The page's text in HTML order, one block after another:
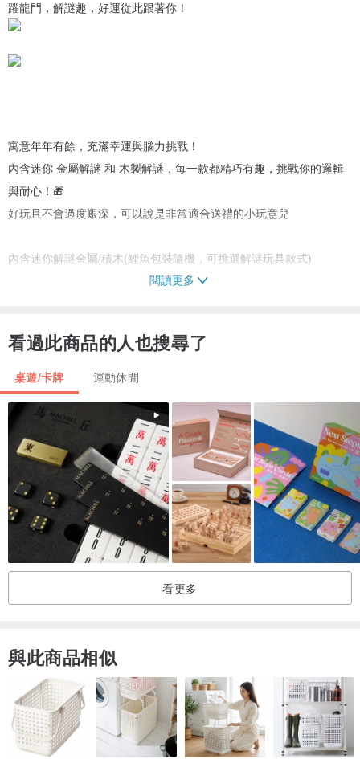
躍龍門，解謎趣，好運從此跟著你！
寓意年年有餘，充滿幸運與腦力挑戰！
內含迷你 金屬解謎 和 木製解謎，每一款都精巧有趣，挑戰你的邏輯
與耐心！🎁
好玩且不會過度艱深，可以說是非常適合送禮的小玩意兒
內含迷你解謎金屬/積木(鯉魚包裝隨機，可挑選解謎玩具款式)
🔸 木製解謎
幾何角鎖：將不可能的角度重新拼合，用六個零件挑戰你的空間邏
輯！
魯班之謎：向古代工匠致敬，拆解與重組，體驗智慧結晶！
六合難題：傳統與現代的完美結合，六塊拼圖挑戰你的腦力！
閱讀更多
看過此商品的人也搜尋了
桌遊/卡牌 運動休閒
看更多
與此商品相似